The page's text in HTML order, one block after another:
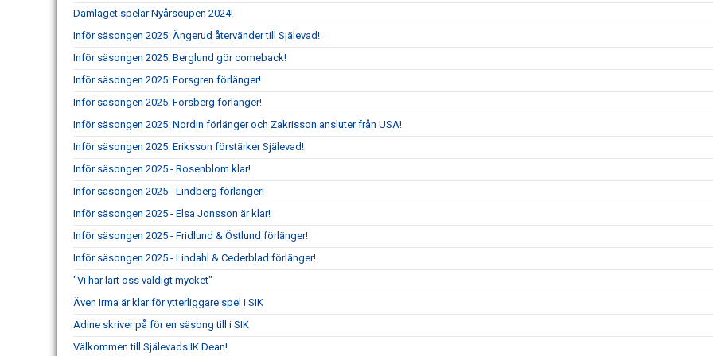
Damlaget spelar Nyårscupen 2024!
Inför säsongen 2025: Ängerud återvänder till Själevad!
Inför säsongen 2025: Berglund gör comeback!
Inför säsongen 2025: Forsgren förlänger!
Inför säsongen 2025: Forsberg förlänger!
Inför säsongen 2025: Nordin förlänger och Zakrisson ansluter från USA!
Inför säsongen 2025: Eriksson förstärker Själevad!
Inför säsongen 2025 - Rosenblom klar!
Inför säsongen 2025 - Lindberg förlänger!
Inför säsongen 2025 - Elsa Jonsson är klar!
Inför säsongen 2025 - Fridlund & Östlund förlänger!
Inför säsongen 2025 - Lindahl & Cederblad förlänger!
"Vi har lärt oss väldigt mycket"
Även Irma är klar för ytterliggare spel i SIK
Adine skriver på för en säsong till i SIK
Välkommen till Själevads IK Dean!